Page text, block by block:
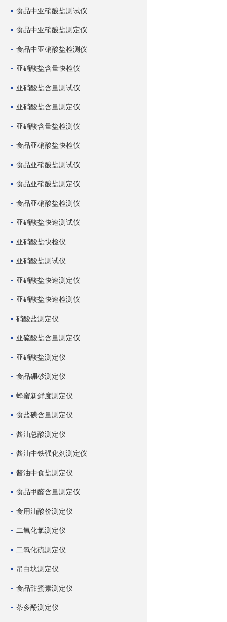
食品中亚硝酸盐测试仪
食品中亚硝酸盐测定仪
食品中亚硝酸盐检测仪
亚硝酸盐含量快检仪
亚硝酸盐含量测试仪
亚硝酸盐含量测定仪
亚硝酸含量盐检测仪
食品亚硝酸盐快检仪
食品亚硝酸盐测试仪
食品亚硝酸盐测定仪
食品亚硝酸盐检测仪
亚硝酸盐快速测试仪
亚硝酸盐快检仪
亚硝酸盐测试仪
亚硝酸盐快速测定仪
亚硝酸盐快速检测仪
硝酸盐测定仪
亚硫酸盐含量测定仪
亚硝酸盐测定仪
食品硼砂测定仪
蜂蜜新鲜度测定仪
食盐碘含量测定仪
酱油总酸测定仪
酱油中铁强化剂测定仪
酱油中食盐测定仪
食品甲醛含量测定仪
食用油酸价测定仪
二氧化氯测定仪
二氧化硫测定仪
吊白块测定仪
食品甜蜜素测定仪
茶多酚测定仪